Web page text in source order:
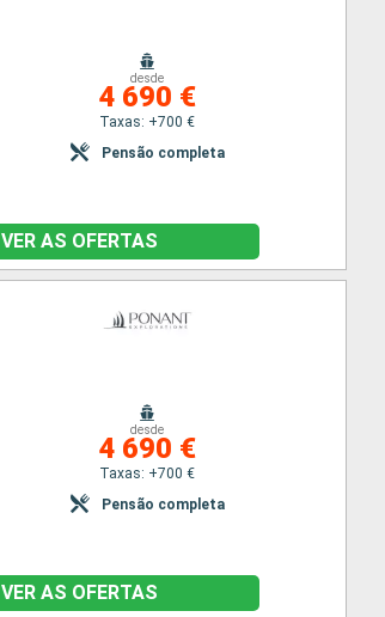
desde
4 690 €
Taxas: +700 €
Pensão completa
VER AS OFERTAS
desde
4 690 €
Taxas: +700 €
Pensão completa
VER AS OFERTAS